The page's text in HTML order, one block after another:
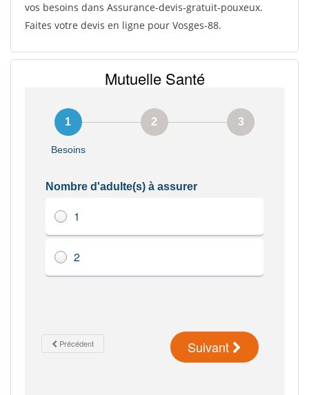
vos besoins dans Assurance-devis-gratuit-pouxeux.
Faites votre devis en ligne pour Vosges-88.